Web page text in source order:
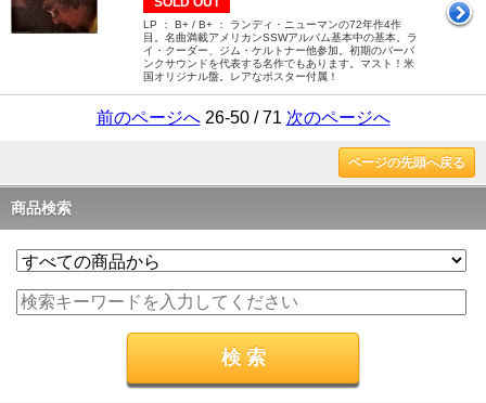
LP ： B+ / B+ ： ランディ・ニューマンの72年作4作
目。名曲満載アメリカンSSWアルバム基本中の基本。ラ
イ・クーダー、ジム・ケルトナー他参加。初期のバーバ
ンクサウンドを代表する名作でもあります。マスト！米
国オリジナル盤。レアなポスター付属！
前のページへ26-50 / 71 次のページへ
ページの先頭へ戻る
商品検索